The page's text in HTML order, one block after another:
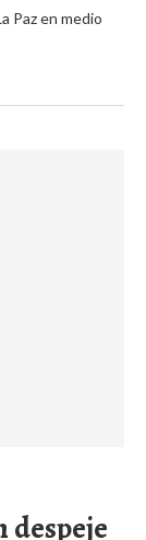
Paz en medio